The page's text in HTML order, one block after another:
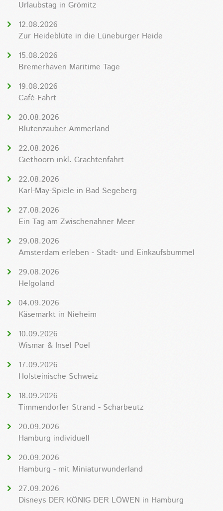
Urlaubstag in Grömitz
12.08.2026
Zur Heideblüte in die Lüneburger Heide
15.08.2026
Bremerhaven Maritime Tage
19.08.2026
Café-Fahrt
20.08.2026
Blütenzauber Ammerland
22.08.2026
Giethoorn inkl. Grachtenfahrt
22.08.2026
Karl-May-Spiele in Bad Segeberg
27.08.2026
Ein Tag am Zwischenahner Meer
29.08.2026
Amsterdam erleben - Stadt- und Einkaufsbummel
29.08.2026
Helgoland
04.09.2026
Käsemarkt in Nieheim
10.09.2026
Wismar & Insel Poel
17.09.2026
Holsteinische Schweiz
18.09.2026
Timmendorfer Strand - Scharbeutz
20.09.2026
Hamburg individuell
20.09.2026
Hamburg - mit Miniaturwunderland
27.09.2026
Disneys DER KÖNIG DER LÖWEN in Hamburg